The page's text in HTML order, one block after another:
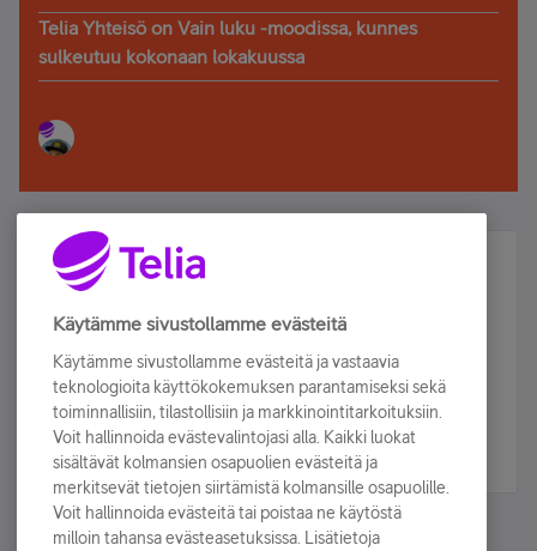
Telia Yhteisö on Vain luku -moodissa, kunnes
sulkeutuu kokonaan lokakuussa
Älä jää paitsi – osallistu ja voita!
Tilaa Telian uutiskirje ja olet mukana arvonnassa.
sähköpostiisi.
Tilaa nyt
Käytämme sivustollamme evästeitä
Käytämme sivustollamme evästeitä ja vastaavia
teknologioita käyttökokemuksen parantamiseksi sekä
toiminnallisiin, tilastollisiin ja markkinointitarkoituksiin.
Voit hallinnoida evästevalintojasi alla. Kaikki luokat
sisältävät kolmansien osapuolien evästeitä ja
merkitsevät tietojen siirtämistä kolmansille osapuolille.
Voit hallinnoida evästeitä tai poistaa ne käytöstä
milloin tahansa evästeasetuksissa. Lisätietoja